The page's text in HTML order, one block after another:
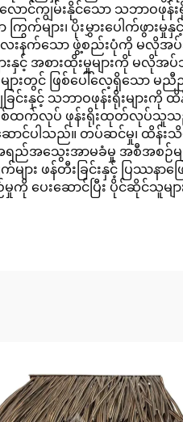
င်ကျွမ်းနိုင်သော သဘာဝဖုန်းရို
များ၊ ပိုးမွှားပေါက်ဖွားမှုနှ
လေးနက်သော ဖွဲ့စည်းပုံကို မလိုအ
ားနှင့် အစားထိုးမှုများကို မလို
းတွင် ဖြစ်ပေါ်လေ့ရှိသော မညီ
င်းနှင့် သဘာဝဖုန်းရိုးများကို ထိ
မှုရှိ စစ်ထက်လုပ် ဖုန်းရိုးထုတ်လုပ်သူ
ောင်ပါသည်။ တပ်ဆင်မှု၊ ထိန်းသိ
ရည်အသွေးအာမခံမှု အစီအစဉ်မ
ဖန်တီးခြင်းနှင့် ပြဿနာဖြ
ပေးဆောင်ပြီး ပိုင်ဆိုင်သူမျ